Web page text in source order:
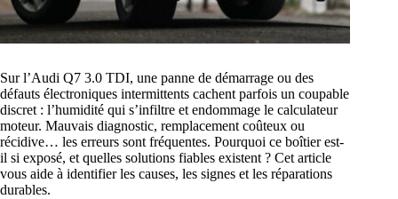
Sur l’Audi Q7 3.0 TDI, une panne de démarrage ou des
défauts électroniques intermittents cachent parfois un coupable
discret : l’humidité qui s’infiltre et endommage le calculateur
moteur. Mauvais diagnostic, remplacement coûteux ou
récidive… les erreurs sont fréquentes. Pourquoi ce boîtier est-
il si exposé, et quelles solutions fiables existent ? Cet article
vous aide à identifier les causes, les signes et les réparations
durables.